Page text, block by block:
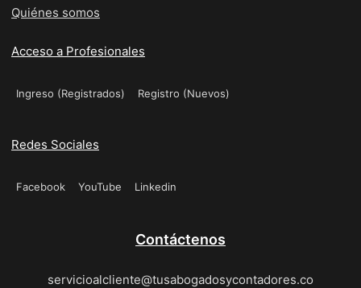
Quiénes somos
Acceso a Profesionales
Ingreso (Registrados) Registro (Nuevos)
Redes Sociales
Facebook YouTube Linkedin
Contáctenos
servicioalcliente@tusabogadosycontadores.co